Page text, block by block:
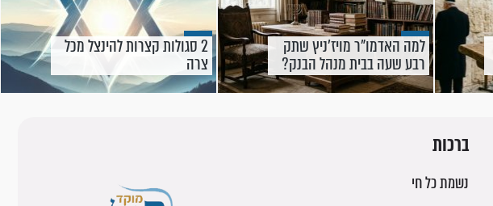
למה האדמו"ר מויז'ניץ שתק
רבע שעה בבית מנהל הבנק?
2 סגולות קצרות להינצל מכל
צרה
ברכות
נשמת כל חי